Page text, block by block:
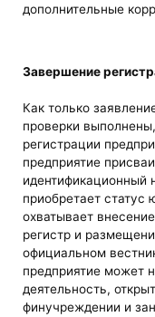
дополнительные
Завершение
Как только
проверки
регистрации
предприятие
идентификационный
приобретает статус
охватывает
регистр и
официальном
предприятие может
деятельность,
финучреждении и